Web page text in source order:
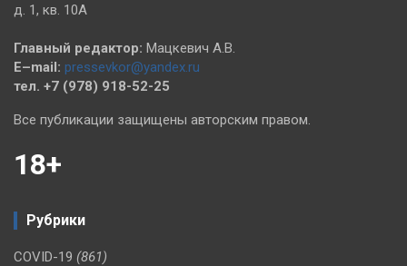
д. 1, кв. 10А
Главный редактор: Мацкевич А.В.
E–mail: pressevkor@yandex.ru
тел. +7 (978) 918-52-25
Все публикации защищены авторским правом.
18+
Рубрики
COVID-19 (861)